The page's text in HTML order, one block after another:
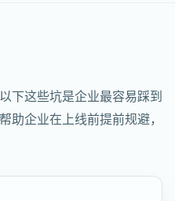
下这些坑是企业最容易踩到
助企业在上线前提前规避，